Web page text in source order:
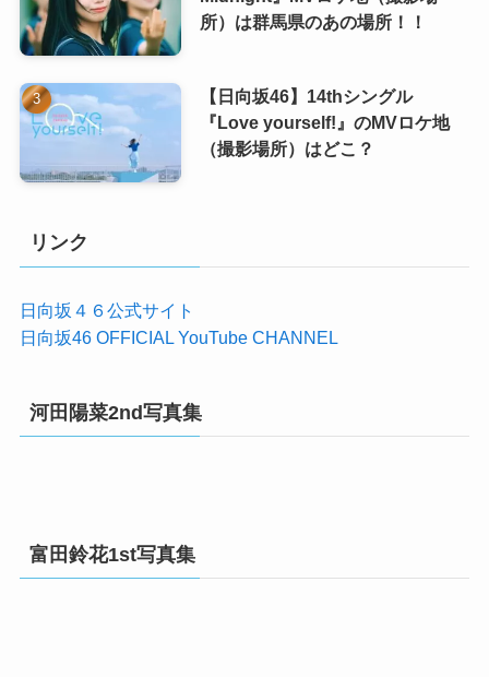
所）は群馬県のあの場所！！
【日向坂46】14thシングル
『Love yourself!』のMVロケ地
（撮影場所）はどこ？
リンク
日向坂４６公式サイト
日向坂46 OFFICIAL YouTube CHANNEL
河田陽菜2nd写真集